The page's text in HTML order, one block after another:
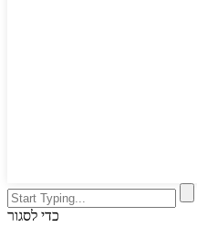
כדי לסגור